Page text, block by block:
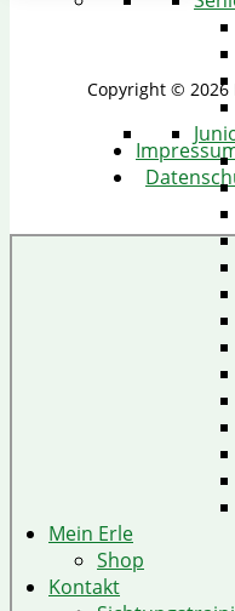
Mein Erle
Shop
Kontakt
Copyright © 2026